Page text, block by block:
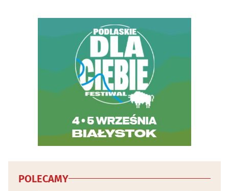
Wody mineralne i napoje - producenci, hurtownie
Wyposażenie gastronomii i hoteli (4)
Wypożyczalnie narzędzi i elektronarzędzi
Wypożyczanie DVD i video(4)
Wywóz nieczystości i śmieci(9)
POLECAMY